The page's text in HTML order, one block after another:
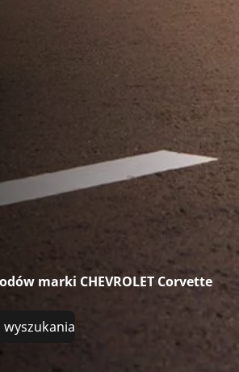
marki CHEVROLET Corvette
wyszukania